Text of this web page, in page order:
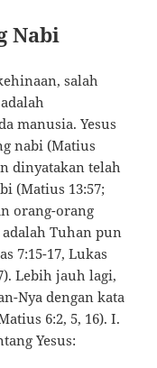
Nabi
salah
manusia. Yesus
nabi (Matius
dinyatakan telah
(Matius 13:57;
orang-orang
Tuhan pun
7:15-17, Lukas
Lebih jauh lagi,
Nya dengan kata
6:2, 5, 16). I.
Yesus: